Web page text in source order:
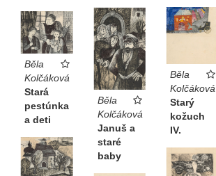
Běla
Kolčáková
Starý
kožuch
IV.
Běla
Kolčáková
Januš a
staré
baby
Běla
Kolčáková
Stará
pestúnka
a deti